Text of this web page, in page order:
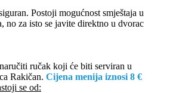
Postoji mogućnost smještaja u
no za isto se javite direktno u dvorac
ručak koji će biti serviran u
Rakičan. Cijena menija iznosi 8 €
se od: